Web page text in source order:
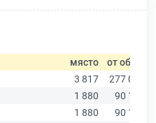
място от общо
3 817
277 019
1 880
90 178
1 880
90 178